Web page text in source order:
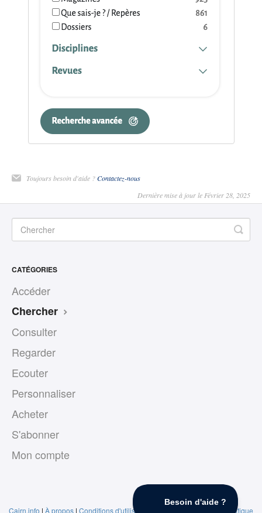
Toujours besoin d'aide ?Contactez-nous
Dernière mise à jour le Février 28, 2025
CATÉGORIES
Accéder
Chercher
Consulter
Regarder
Ecouter
Personnaliser
Acheter
S'abonner
Mon compte
Cairn.info | À propos | Conditions d'utilisation Politique